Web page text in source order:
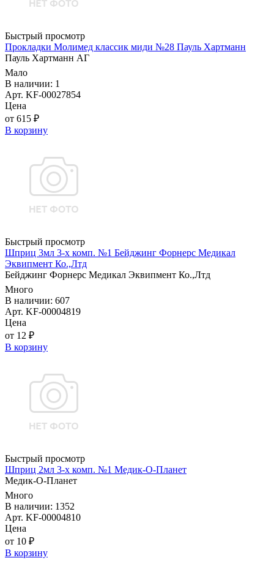
Быстрый просмотр
Прокладки Молимед классик миди №28 Пауль Хартманн
Пауль Хартманн AГ
Мало
В наличии: 1
Арт. KF-00027854
Цена
от 615 ₽
В корзину
Быстрый просмотр
Шприц 3мл 3-х комп. №1 Бейджинг Форнерс Медикал
Эквипмент Ко.,Лтд
Бейджинг Форнерс Медикал Эквипмент Ко.,Лтд
Много
В наличии: 607
Арт. KF-00004819
Цена
от 12 ₽
В корзину
Быстрый просмотр
Шприц 2мл 3-х комп. №1 Медик-О-Планет
Медик-О-Планет
Много
В наличии: 1352
Арт. KF-00004810
Цена
от 10 ₽
В корзину